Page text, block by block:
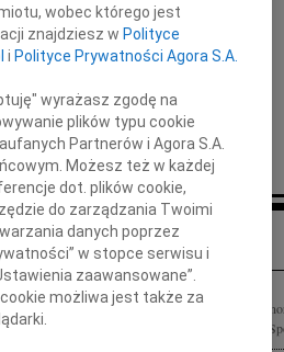
Inne kondolencje
Wojciech Siemion z Krzczonowa Wielki aktor,
w Petrykozach, zasłużony dla polskiej kultury.
wobec którego jest
znajdziesz w Polityce
i Polityce Prywatności Agora S.A.
wyrażasz zgodę na
plików typu cookie
Partnerów i Agora S.A.
Możesz też w każdej
dot. plików cookie,
do zarządzania Twoimi
danych poprzez
w stopce serwisu i
zaawansowane”.
możliwa jest także za